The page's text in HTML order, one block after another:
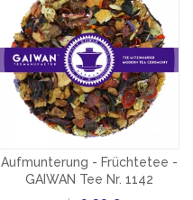
Aufmunterung - Früchtetee -
GAIWAN Tee Nr. 1142